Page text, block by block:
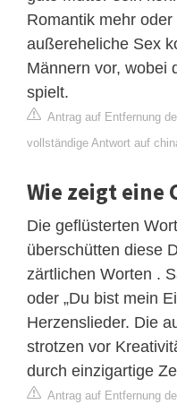
Romantik mehr
außereheliche Sex
Männern vor, wobei
spielt.
Antrag auf Entfernung
vollständige Antwort auf
Wie zeigt eine
Die geflüsterten
überschütten diese
zärtlichen Worten .
oder „Du bist mein
Herzenslieder. Die
strotzen vor
durch einzigartige
Antrag auf Entfernung